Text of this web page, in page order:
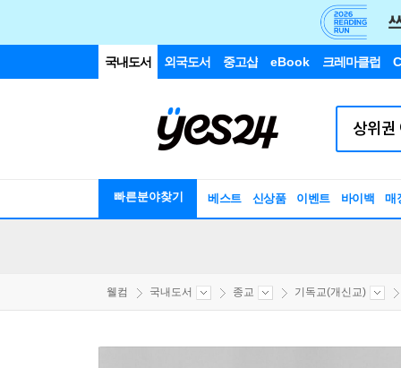
국내도서 외국도서 중고샵 eBook 크레마클럽
빠른분야찾기 베스트 신상품 이벤트 바이백 매
웰컴 국내도서 종교 기독교(개신교)